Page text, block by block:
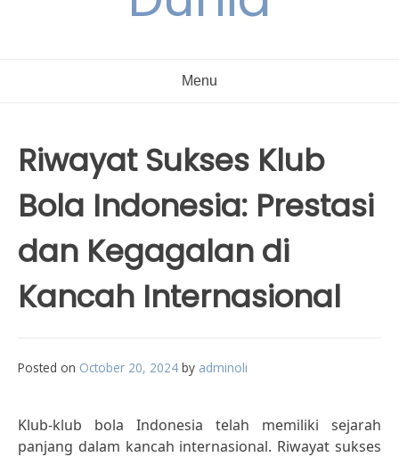
Menu
Riwayat Sukses Klub
Bola Indonesia: Prestasi
dan Kegagalan di
Kancah Internasional
Posted on October 20, 2024 by adminoli
Klub-klub bola Indonesia telah memiliki sejarah
panjang dalam kancah internasional. Riwayat sukses